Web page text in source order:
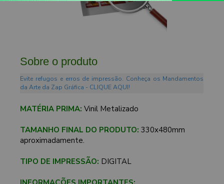
Sobre o produto
Evite refugos e erros de impressão. Conheça os Mandamentos
da Arte da Zap Gráfica - CLIQUE AQUI!
MATÉRIA PRIMA: Vinil Metalizado
TAMANHO FINAL DO PRODUTO: 330x480mm
aproximadamente.
TIPO DE IMPRESSÃO: DIGITAL